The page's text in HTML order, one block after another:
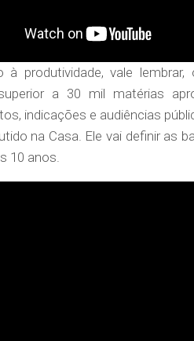
à produtividade, vale
a 30 mil matérias
indicações e audiências
na Casa. Ele vai definir as
10 anos.